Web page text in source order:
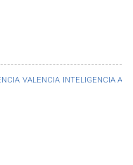
VALENCIA INTELIGENCIA